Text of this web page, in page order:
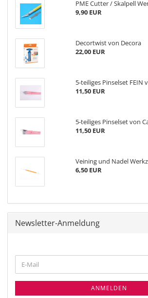
PME Cutter / Skalpell
9,90 EUR
Decortwist von Decora
22,00 EUR
5-teiliges Pinselset FEIN
11,50 EUR
5-teiliges Pinselset von
11,50 EUR
Veining und Nadel
6,50 EUR
Newsletter-Anmeldung
ZUR
NEWSLETTER-
E-
Mail
ANMELDEN